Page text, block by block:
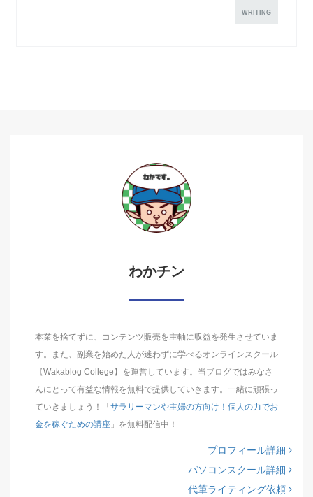
WRITING
わかチン
本業を捨てずに、コンテンツ販売を主軸に収益を発生させていま
す。また、副業を始めた人が迷わずに学べるオンラインスクール
【Wakablog College】を運営しています。当ブログではみなさ
んにとって有益な情報を無料で提供していきます。一緒に頑張っ
ていきましょう！「 サラリーマンや主婦の方向け！個人の力でお
金を稼ぐための講座 」を無料配信中！
プロフィール詳細
パソコンスクール詳細
代筆ライティング依頼